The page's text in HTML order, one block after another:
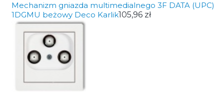
Mechanizm gniazda multimedialnego 3F DATA (UPC)
1DGMU beżowy Deco Karlik105,96 zł